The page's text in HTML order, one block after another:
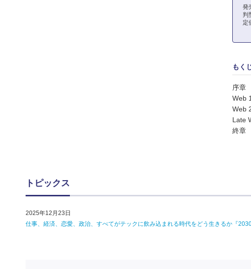
発
判
定
もく
序章
Web
Web
Late
終章
トピックス
2025年12月23日
仕事、経済、恋愛、政治、すべてがテックに飲み込まれる時代をどう生きるか『